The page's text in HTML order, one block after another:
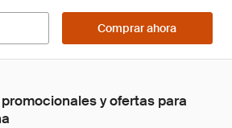
Comprar ahora
y ofertas para